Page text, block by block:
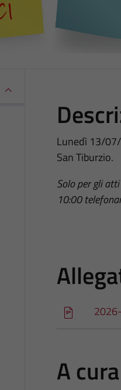
Lunedì 13/
San Tiburzio.
Solo per gli atti
10:00
A